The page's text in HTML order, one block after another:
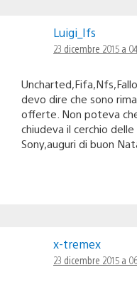
Luigi_Ifs
23 dicembre 2015 a
devo dire che sono
offerte. Non poteva
chiudeva il cerchio
Sony,auguri di buon
x-tremex
23 dicembre 2015 a